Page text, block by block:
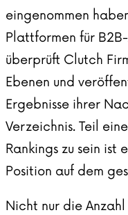
eingenommen
Plattformen für
überprüft Clutch
Ebenen und
Ergebnisse ihrer
Verzeichnis. Teil
Rankings zu sein ist
Position auf dem
Nicht nur die Anzahl